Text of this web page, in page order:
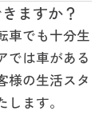
ますか？
車でも十分生
では車がある
様の生活スタ
ます。